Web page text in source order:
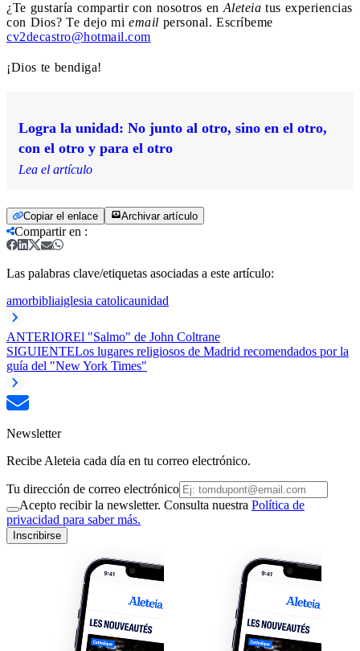
¿Te gustaría compartir con nosotros en Aleteia tus experiencias
con Dios? Te dejo mi email personal. Escríbeme
cv2decastro@hotmail.com
¡Dios te bendiga!
Logra la unidad: No junto al otro, sino en el otro,
con el otro y para el otro
Lea el artículo
Copiar el enlace Archivar artículo
Compartir en :
Las palabras clave/etiquetas asociadas a este artículo:
amorbibliaiglesia catolicaunidad
ANTERIOREl "Salmo" de John Coltrane
SIGUIENTELos lugares religiosos de Madrid recomendados por la
guía del "New York Times"
Newsletter
Recibe Aleteia cada día en tu correo electrónico.
Tu dirección de correo electrónico
Acepto recibir la newsletter. Consulta nuestra Política de
privacidad para saber más.
Inscribirse